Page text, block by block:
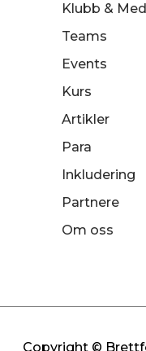
Klubb &
Teams
Events
Kurs
Artikler
Para
Inkludering
Partnere
Om oss
Copyright ©